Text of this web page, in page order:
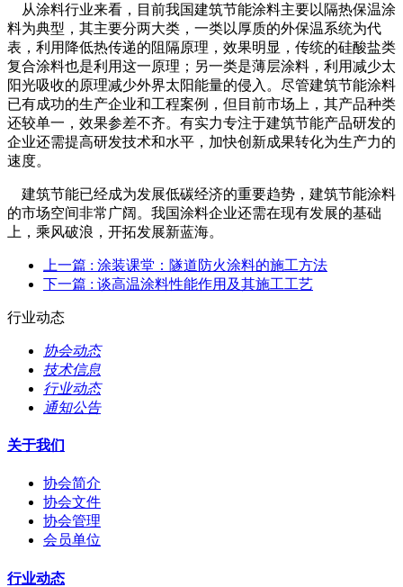
从涂料行业来看，目前我国建筑节能涂料主要以隔热保温涂
料为典型，其主要分两大类，一类以厚质的外保温系统为代
表，利用降低热传递的阻隔原理，效果明显，传统的硅酸盐类
复合涂料也是利用这一原理；另一类是薄层涂料，利用减少太
阳光吸收的原理减少外界太阳能量的侵入。尽管建筑节能涂料
已有成功的生产企业和工程案例，但目前市场上，其产品种类
还较单一，效果参差不齐。有实力专注于建筑节能产品研发的
企业还需提高研发技术和水平，加快创新成果转化为生产力的
速度。
建筑节能已经成为发展低碳经济的重要趋势，建筑节能涂料
的市场空间非常广阔。我国涂料企业还需在现有发展的基础
上，乘风破浪，开拓发展新蓝海。
上一篇 : 涂装课堂：隧道防火涂料的施工方法
下一篇 : 谈高温涂料性能作用及其施工工艺
行业动态
协会动态
技术信息
行业动态
通知公告
关于我们
协会简介
协会文件
协会管理
会员单位
行业动态